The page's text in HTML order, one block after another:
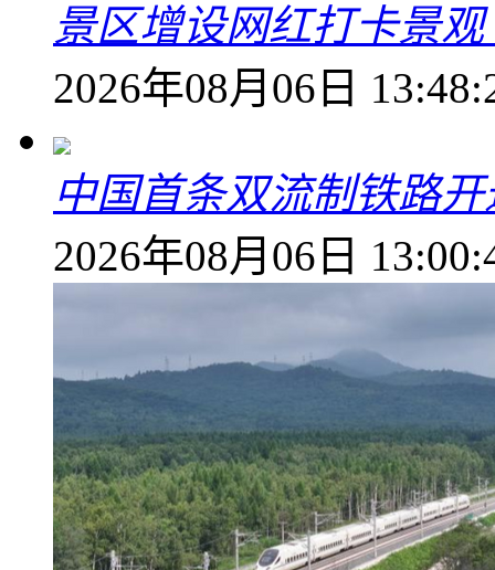
景区增设网红打卡景
2026年08月06日
中国首条双流制铁路
2026年08月06日